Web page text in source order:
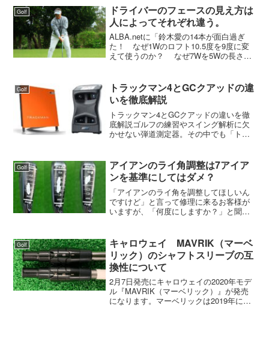
連続バーディをとって２位久保谷に２打
差をつけて１位でホールア...
Golf
ドライバーのフェースの見え方は
人によってそれぞれ違う。
ALBA.netに「鈴木愛の14本が面白過ぎ
た！ なぜ1Wのロフト10.5度を9度に変
えて使うのか？ なぜ7Wを5Wの長さで
うにコメントしていました。「『G430
L...
Golf
トラックマン4とGCクアッドの違
いを徹底解説
トラックマン4とGCクアッドの違いを徹
底解説ゴルフの練習やスイング解析に欠
かせない弾道測定器。その中でも「トラ
アを問わず、多くのゴルファーに支持さ
れて...
Golf
アイアンのライ角調整は7アイア
ンを基準にしてはダメ？
「アイアンのライ角を調整してほしいん
ですけど」と言って修理に来るお客様が
いますが、「何度にしますか？」と聞く
るか合っていないかを知りたく、合って
いなければ調整をしてほし...
Golf
キャロウェイ MAVRIK（マーベ
リック）のシャフトスリーブの互
換性について
2月7日発売にキャロウェイの2020年モデ
ル『MAVRIK（マーベリック）』が発売
になります。マーベリックは2019年に発